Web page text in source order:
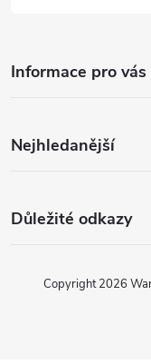
Informace pro vás
Nejhledanější
Důležité odkazy
Copyright 2026